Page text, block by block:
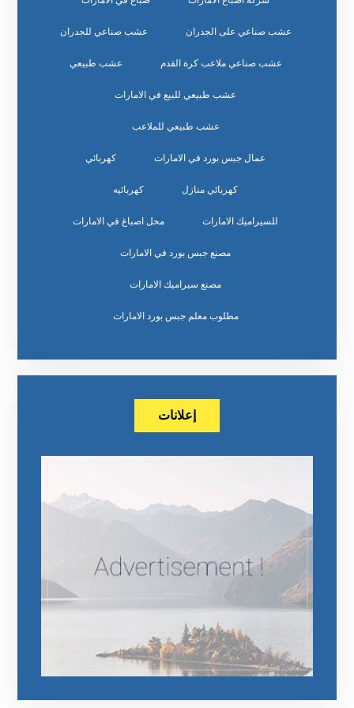
عشب صناعي على الجدران عشب صناعي للجدران
عشب صناعي ملاعب كرة القدم عشب طبيعي
عشب طبيعي للبيع في الامارات
عشب طبيعي للملاعب
عمال جبس بورد في الامارات كهربائي
كهربائي منازل كهربائيه
للسيراميك الامارات محل اصباغ في الامارات
مصنع جبس بورد في الامارات
مصنع سيراميك الامارات
مطلوب معلم جبس بورد الامارات
إعلانات